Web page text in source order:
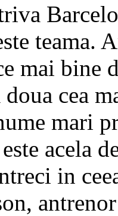
teama.
mai bine
doua cea
mari
acela
in